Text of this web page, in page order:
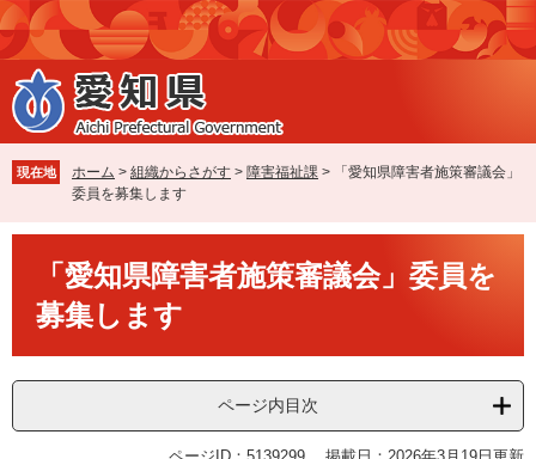
ペ
ー
ジ
の
先
で
す
メ
ニ
ュ
ー
を
ば
し
本
現在地 ホーム > 組織からさがす > 障害福祉課 >
「愛知県障害者施策審議会」
委員を募集します
「愛知県障害者施策審議会」委員を
募集します
ページ内目次